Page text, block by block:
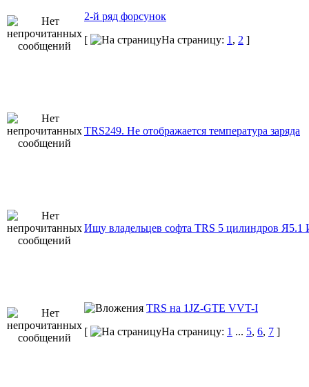
2-й ряд форсунок
[
На страницу: 1 , 2 ]
TRS249. Не отображается температура заряда
Ищу владельцев софта TRS 5 цилиндров Я5.1
TRS на 1JZ-GTE VVT-I
[
На страницу: 1 ... 5, 6, 7 ]